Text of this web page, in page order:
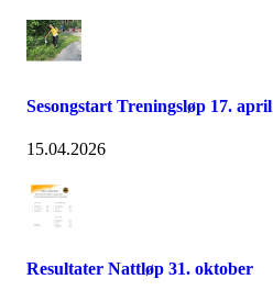
Sesongstart Treningsløp 17. april
15.04.2026
Resultater Nattløp 31. oktober